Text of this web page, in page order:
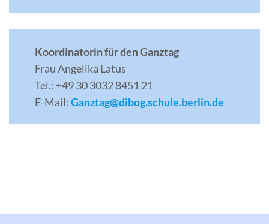
Koordinatorin für den Ganztag
Frau Angelika Latus
Tel.: +49 30 3032 8451 21
E-Mail:Ganztag@dibog.schule.berlin.de